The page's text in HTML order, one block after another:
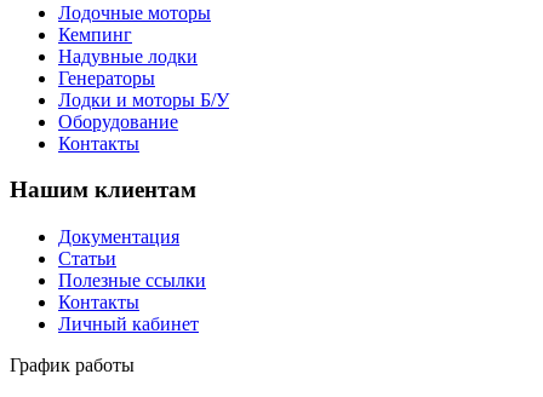
Лодочные моторы
Кемпинг
Надувные лодки
Генераторы
Лодки и моторы Б/У
Оборудование
Контакты
Нашим клиентам
Документация
Статьи
Полезные ссылки
Контакты
Личный кабинет
График работы